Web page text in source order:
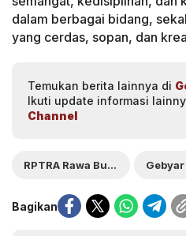
dalam berbagai bidang,
yang cerdas, sopan, dan
Temukan berita lainnya di
Ikuti update informasi
Channel
RPTRA Rawa Buaya
Bagikan